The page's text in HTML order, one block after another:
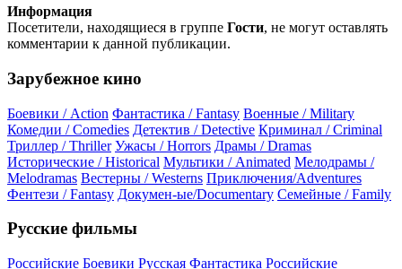
Информация
Посетители, находящиеся в группе Гости, не могут оставлять
комментарии к данной публикации.
Зарубежное кино
Боевики / Action Фантастика / Fantasy Военные / Military
Комедии / Comedies Детектив / Detective Криминал / Criminal
Триллер / Thriller Ужасы / Horrors Драмы / Dramas
Исторические / Historical Мультики / Animated Мелодрамы /
Melodramas Вестерны / Westerns Приключения/Adventures
Фентези / Fantasy Докумен-ые/Documentary Семейные / Family
Русские фильмы
Российские Боевики Русская Фантастика Российские